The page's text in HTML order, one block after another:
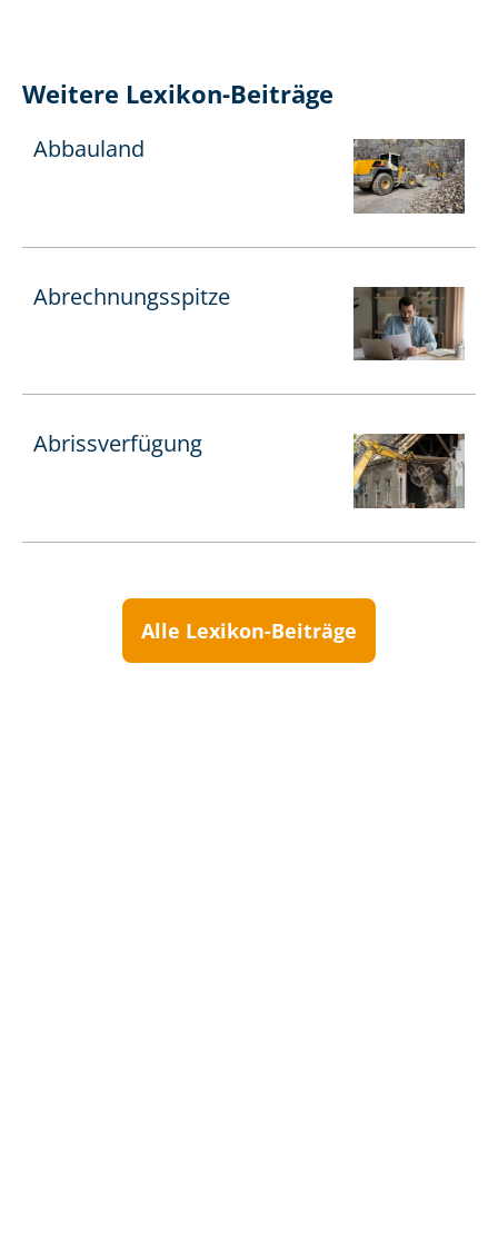
Weitere Lexikon-Beiträge
Abbauland
Ab­rech­nungs­spit­ze
Abrissverfügung
Alle Lexikon-Beiträge